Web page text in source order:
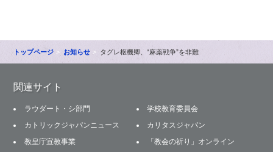
トップページ お知らせ タグレ枢機卿、“麻薬戦争”を非難
関連サイト
ラウダート・シ部門
学校教育委員会
カトリックジャパンニュース
カリタスジャパン
教皇庁宣教事業
「教会の祈り」オンライン